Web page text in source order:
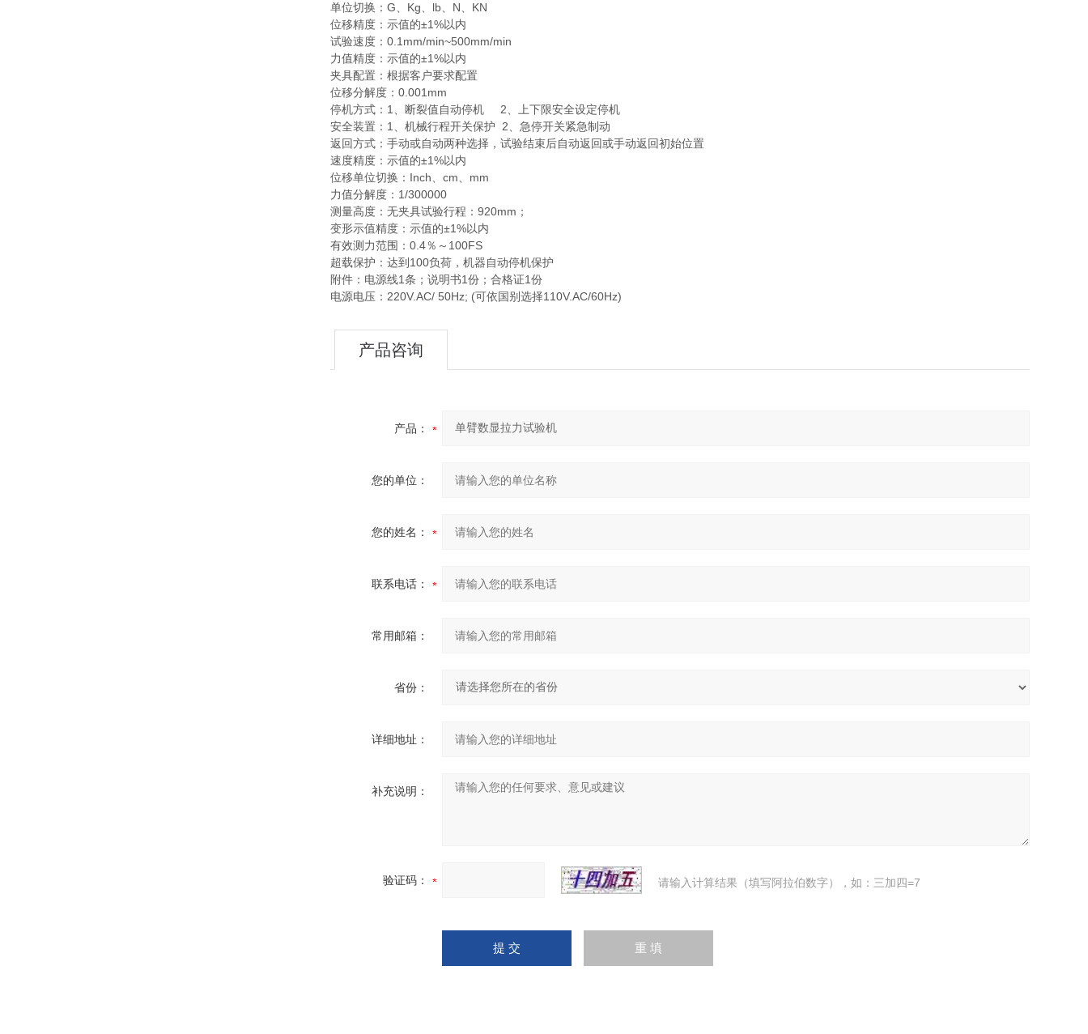
单位切换：G、Kg、lb、N、KN
位移精度：示值的±1%以内
试验速度：0.1mm/min~500mm/min
力值精度：示值的±1%以内
夹具配置：根据客户要求配置
位移分解度：0.001mm
停机方式：1、断裂值自动停机 2、上下限安全设定停机
安全装置：1、机械行程开关保护 2、急停开关紧急制动
返回方式：手动或自动两种选择，试验结束后自动返回或手动返回初始位置
速度精度：示值的±1%以内
位移单位切换：Inch、cm、mm
力值分解度：1/300000
测量高度：无夹具试验行程：920mm；
变形示值精度：示值的±1%以内
有效测力范围：0.4％～100FS
超载保护：达到100负荷，机器自动停机保护
附件：电源线1条；说明书1份；合格证1份
电源电压：220V.AC/ 50Hz; (可依国别选择110V.AC/60Hz)
产品咨询
产品：
您的单位：
您的姓名：
联系电话：
常用邮箱：
省份：
详细地址：
补充说明：
验证码： 请输入计算结果（填写阿拉伯数字），如：三加四=7